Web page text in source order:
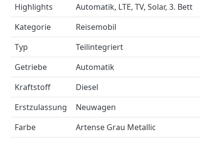
Highlights
Automatik, LTE, TV, Solar, 3. Bett
Kategorie
Reisemobil
Typ
Teilintegriert
Getriebe
Automatik
Kraftstoff
Diesel
Erstzulassung
Neuwagen
Farbe
Artense Grau Metallic